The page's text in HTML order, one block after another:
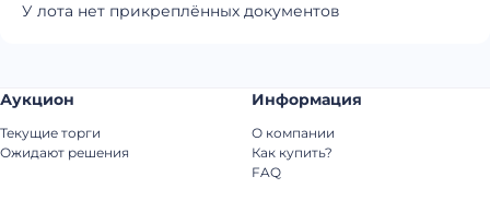
У лота нет прикреплённых документов
Аукцион
Текущие торги
Ожидают решения
Информация
О компании
Как купить?
FAQ